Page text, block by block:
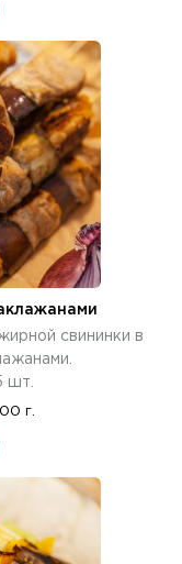
свининки в
шт.
г.